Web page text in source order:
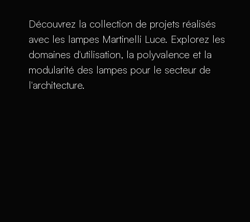
Découvrez la collection de projets réalisés
avec les lampes Martinelli Luce. Explorez les
domaines d'utilisation, la polyvalence et la
modularité des lampes pour le secteur de
l'architecture.